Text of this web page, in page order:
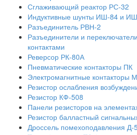
Сглаживающий реактор РС-32
Индуктивные шунты ИШ-84 и
Разъединитель РВН-2
Разъединители и
контактами
Реверсор РК-80А
Пневматические контакторы ПК
Электромагнитные контакторы
Резистор ослабления
Резистор КФ-508
Панели резисторов на
Резистор балластный
Дроссель помехоподавления Д-